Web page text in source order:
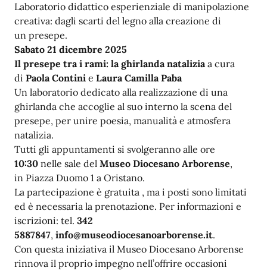
Laboratorio didattico esperienziale di manipolazione
creativa: dagli scarti del legno alla creazione di
un presepe.
Sabato 21 dicembre 2025
Il presepe tra i rami: la ghirlanda nataliziaa cura
di Paola Contini e Laura Camilla Paba
Un laboratorio dedicato alla realizzazione di una
ghirlanda che accoglie al suo interno la scena del
presepe, per unire poesia, manualità e atmosfera
natalizia.
Tutti gli appuntamenti si svolgeranno alle ore
10:30 nelle sale del Museo Diocesano Arborense,
in Piazza Duomo 1 a Oristano.
La partecipazione è gratuita , ma i posti sono limitati
ed è necessaria la prenotazione. Per informazioni e
iscrizioni: tel. 342
5887847, info@museodiocesanoarborense.it.
Con questa iniziativa il Museo Diocesano Arborense
rinnova il proprio impegno nell’offrire occasioni